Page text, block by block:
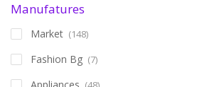
Manufatures
Market (148)
Fashion Bg (7)